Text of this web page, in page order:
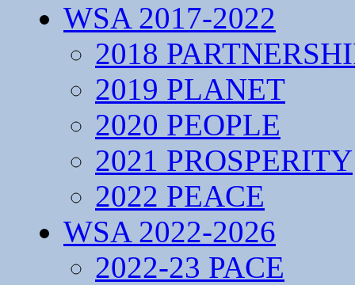
WSA 2017-2022
2018
2019 PLANET
2020 PEOPLE
2021 PROSPERITY
2022 PEACE
WSA 2022-2026
2022-23 PACE